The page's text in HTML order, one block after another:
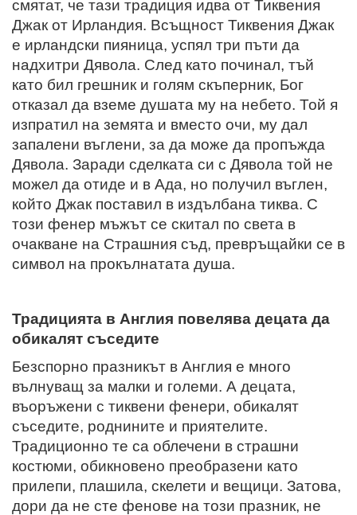
смятат, че тази традиция идва от Тиквения
Джак от Ирландия. Всъщност Тиквения Джак
е ирландски пияница, успял три пъти да
надхитри Дявола. След като починал, тъй
като бил грешник и голям скъперник, Бог
отказал да вземе душата му на небето. Той я
изпратил на земята и вместо очи, му дал
запалени въглени, за да може да пропъжда
Дявола. Заради сделката си с Дявола той не
можел да отиде и в Ада, но получил въглен,
който Джак поставил в издълбана тиква. С
този фенер мъжът се скитал по света в
очакване на Страшния съд, превръщайки се в
символ на прокълнатата душа.
Традицията в Англия повелява децата да
обикалят съседите
Безспорно празникът в Англия е много
вълнуващ за малки и големи. А децата,
въоръжени с тиквени фенери, обикалят
съседите, роднините и приятелите.
Традиционно те са облечени в страшни
костюми, обикновено преобразени като
прилепи, плашила, скелети и вещици. Затова,
дори да не сте фенове на този празник, не